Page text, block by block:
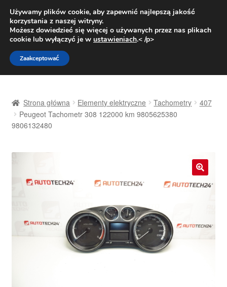
DOSTAWA od 31 zł
Pn.-pt. 9:00-16:00800 003 167
Przejdź
do
nawigacji
Przejdź
do
treści
Dostawa
O nas
Strona główna Elementy elektryczne Tachometry
407
Peugeot Tachometr 308 122000 km 9805625380
9806132480
🔍
Używamy plików cookie, aby zapewnić najlepszą jakość
korzystania z naszej witryny.
Możesz dowiedzieć się więcej o używanych przez nas plikach
cookie lub wyłączyć je w ustawieniach.< /p>
Zaakceptować